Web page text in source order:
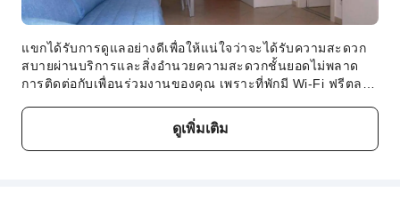
แขกได้รับการดูแลอย่างดีเพื่อให้แน่ใจว่าจะได้รับความสะดวก
สบายผ่านบริการและสิ่งอำนวยความสะดวกชั้นยอดไม่พลาด
การติดต่อกับเพื่อนร่วมงานของคุณ เพราะที่พักมี Wi-Fi ฟรีตลอด
จอดรถในสถานที่อันสะดวกสบายของที่พักได้แผนกต้อนรับพร้อม
อำนวยความสะดวกใฟ้ผู้เข้าพัก เช่น บริการเจ้าหน้าที่คอน
เซียร์จ เพื่อให้แน่ใจว่าผู้เข้าพักทุกท่านจะได้รับอากาศบริสุทธิ์
ดูเพิ่มเติม